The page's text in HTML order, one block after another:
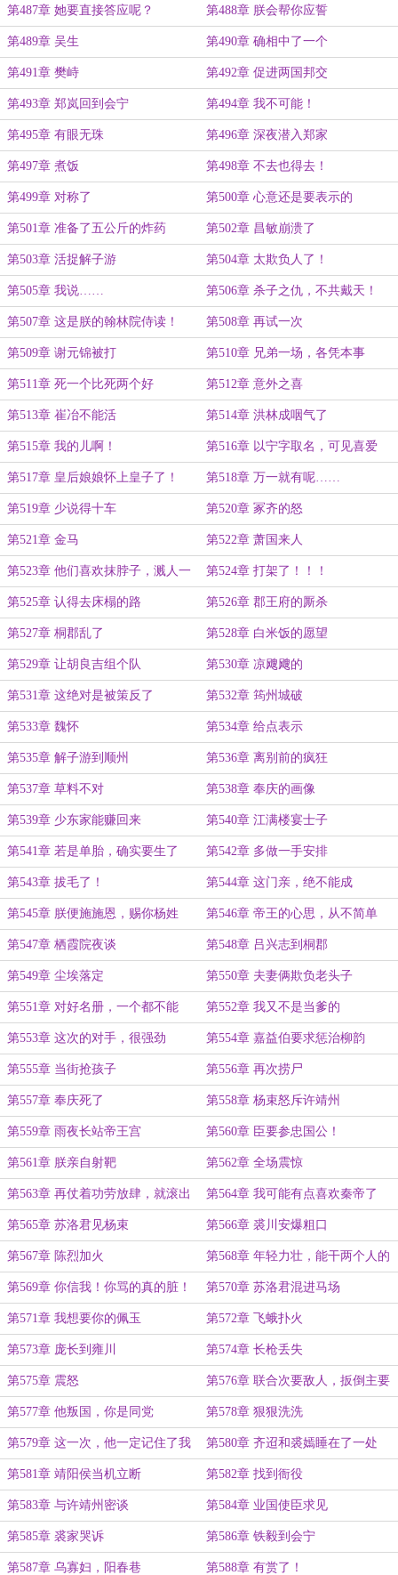
第487章 她要直接答应呢？ 第488章 朕会帮你应誓
第489章 吴生 第490章 确相中了一个
第491章 樊峙 第492章 促进两国邦交
第493章 郑岚回到会宁 第494章 我不可能！
第495章 有眼无珠 第496章 深夜潜入郑家
第497章 煮饭 第498章 不去也得去！
第499章 对称了 第500章 心意还是要表示的
第501章 准备了五公斤的炸药 第502章 昌敏崩溃了
第503章 活捉解子游 第504章 太欺负人了！
第505章 我说…… 第506章 杀子之仇，不共戴天！
第507章 这是朕的翰林院侍读！ 第508章 再试一次
第509章 谢元锦被打 第510章 兄弟一场，各凭本事
第511章 死一个比死两个好 第512章 意外之喜
第513章 崔冶不能活 第514章 洪林成咽气了
第515章 我的儿啊！ 第516章 以宁字取名，可见喜爱
第517章 皇后娘娘怀上皇子了！ 第518章 万一就有呢……
第519章 少说得十车 第520章 冢齐的怒
第521章 金马 第522章 萧国来人
第523章 他们喜欢抹脖子，溅人一
身血
第524章 打架了！！！
第525章 认得去床榻的路 第526章 郡王府的厮杀
第527章 桐郡乱了 第528章 白米饭的愿望
第529章 让胡良吉组个队 第530章 凉飕飕的
第531章 这绝对是被策反了 第532章 筠州城破
第533章 魏怀 第534章 给点表示
第535章 解子游到顺州 第536章 离别前的疯狂
第537章 草料不对 第538章 奉庆的画像
第539章 少东家能赚回来 第540章 江满楼宴士子
第541章 若是单胎，确实要生了 第542章 多做一手安排
第543章 拔毛了！ 第544章 这门亲，绝不能成
第545章 朕便施施恩，赐你杨姓 第546章 帝王的心思，从不简单
第547章 栖霞院夜谈 第548章 吕兴志到桐郡
第549章 尘埃落定 第550章 夫妻俩欺负老头子
第551章 对好名册，一个都不能
漏！
第552章 我又不是当爹的
第553章 这次的对手，很强劲 第554章 嘉益伯要求惩治柳韵
第555章 当街抢孩子 第556章 再次捞尸
第557章 奉庆死了 第558章 杨束怒斥许靖州
第559章 雨夜长站帝王宫 第560章 臣要参忠国公！
第561章 朕亲自射靶 第562章 全场震惊
第563章 再仗着功劳放肆，就滚出
会宁！
第564章 我可能有点喜欢秦帝了
第565章 苏洛君见杨束 第566章 裘川安爆粗口
第567章 陈烈加火 第568章 年轻力壮，能干两个人的
活
第569章 你信我！你骂的真的脏！ 第570章 苏洛君混进马场
第571章 我想要你的佩玉 第572章 飞蛾扑火
第573章 庞长到雍川 第574章 长枪丢失
第575章 震怒 第576章 联合次要敌人，扳倒主要
敌人
第577章 他叛国，你是同党 第578章 狠狠洗洗
第579章 这一次，他一定记住了我 第580章 齐迢和裘嫣睡在了一处
第581章 靖阳侯当机立断 第582章 找到衙役
第583章 与许靖州密谈 第584章 业国使臣求见
第585章 裘家哭诉 第586章 铁毅到会宁
第587章 乌寡妇，阳春巷 第588章 有赏了！